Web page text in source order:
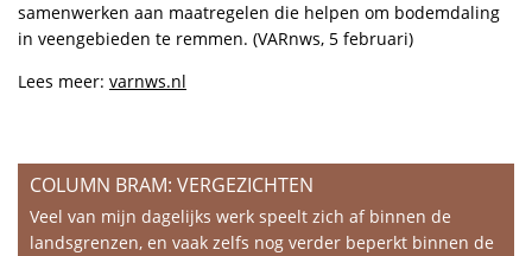
samenwerken aan maatregelen die helpen om bodemdaling
in veengebieden te remmen. (VARnws, 5 februari)
Lees meer: varnws.nl
COLUMN BRAM: VERGEZICHTEN
Veel van mijn dagelijks werk speelt zich af binnen de
landsgrenzen, en vaak zelfs nog verder beperkt binnen de